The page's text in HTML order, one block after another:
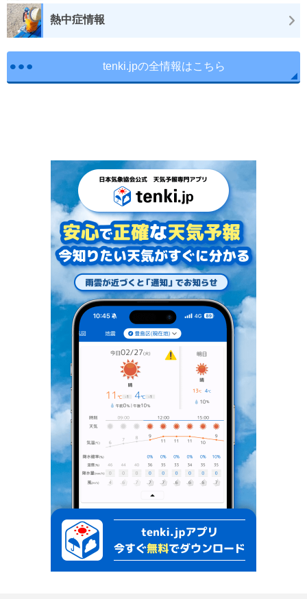
熱中症情報
tenki.jpの全情報はこちら